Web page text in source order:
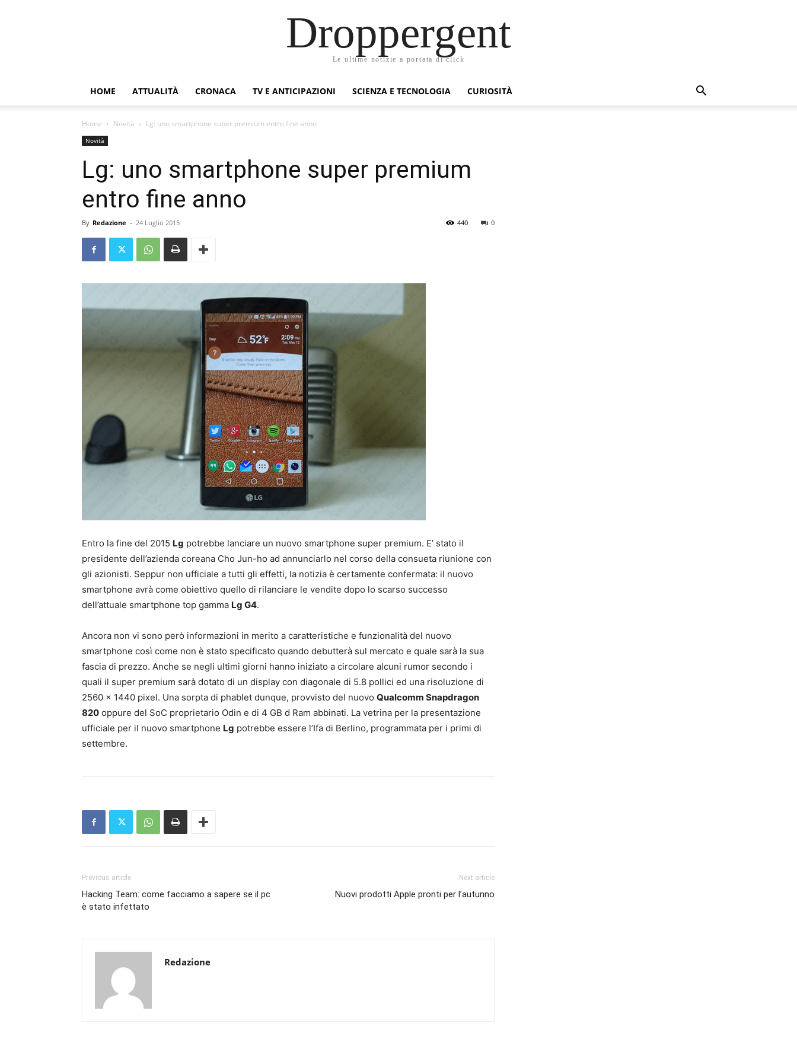
Droppergent
Le ultime notizie a portata di click
HOME ATTUALITÀ CRONACA TV E ANTICIPAZIONI SCIENZA E TECNOLOGIA CURIOSITÀ
Home Novità Lg: uno smartphone super premium entro fine anno
Novità
Lg: uno smartphone super premium
entro fine anno
By Redazione - 24 Luglio 2015 0
440
Entro la fine del 2015 Lg potrebbe lanciare un nuovo smartphone super premium. E’ stato il
presidente dell’azienda coreana Cho Jun-ho ad annunciarlo nel corso della consueta riunione con
gli azionisti. Seppur non ufficiale a tutti gli effetti, la notizia è certamente confermata: il nuovo
smartphone avrà come obiettivo quello di rilanciare le vendite dopo lo scarso successo
dell’attuale smartphone top gamma Lg G4.
Ancora non vi sono però informazioni in merito a caratteristiche e funzionalità del nuovo
smartphone così come non è stato specificato quando debutterà sul mercato e quale sarà la sua
fascia di prezzo. Anche se negli ultimi giorni hanno iniziato a circolare alcuni rumor secondo i
quali il super premium sarà dotato di un display con diagonale di 5.8 pollici ed una risoluzione di
2560 x 1440 pixel. Una sorpta di phablet dunque, provvisto del nuovo Qualcomm Snapdragon
820 oppure del SoC proprietario Odin e di 4 GB d Ram abbinati. La vetrina per la presentazione
ufficiale per il nuovo smartphone Lg potrebbe essere l’Ifa di Berlino, programmata per i primi di
settembre.
Previous article
Hacking Team: come facciamo a sapere se il pc
è stato infettato
Next article
Nuovi prodotti Apple pronti per l’autunno
Redazione